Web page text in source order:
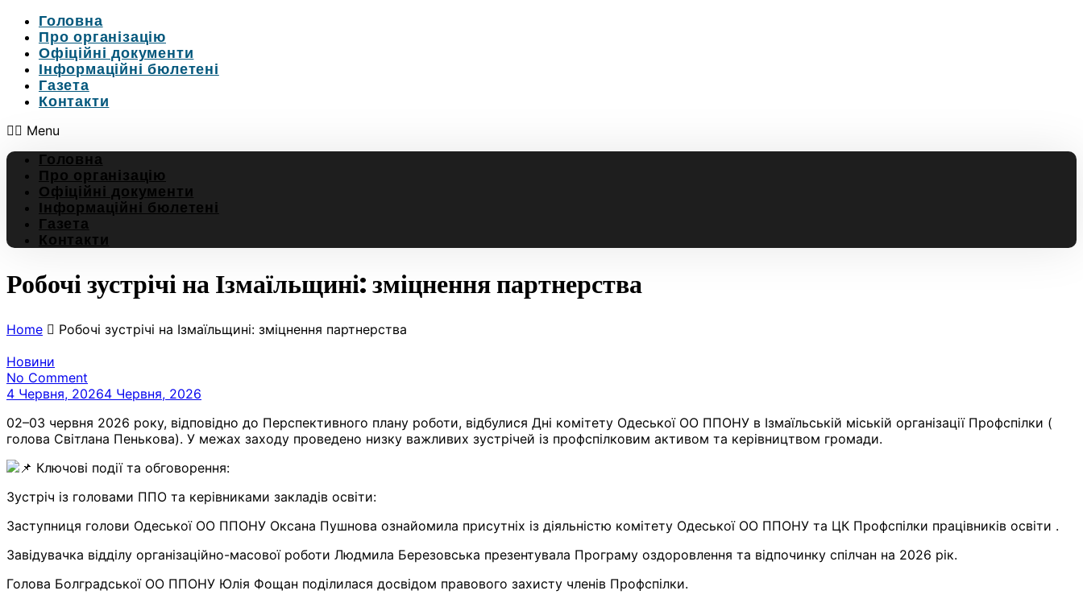
Головна
Про організацію
Офіційні документи
Інформаційні бюлетені
Газета
Контакти
Menu
Головна
Про організацію
Офіційні документи
Інформаційні бюлетені
Газета
Контакти
Робочі зустрічі на Ізмаїльщині: зміцнення партнерства
Home
Робочі зустрічі на Ізмаїльщині: зміцнення партнерства
Новини
No Comment
4 Червня, 20264 Червня, 2026
02–03 червня 2026 року, відповідно до Перспективного плану роботи, відбулися Дні комітету Одеської ОО ППОНУ в Ізмаїльській міській організації Профспілки (
голова Світлана Пенькова). У межах заходу проведено низку важливих зустрічей із профспілковим активом та керівництвом громади.
Ключові події та обговорення:
Зустріч із головами ППО та керівниками закладів освіти:
Заступниця голови Одеської ОО ППОНУ Оксана Пушнова ознайомила присутніх із діяльністю комітету Одеської ОО ППОНУ та ЦК Профспілки працівників освіти .
Завідувачка відділу організаційно-масової роботи Людмила Березовська презентувала Програму оздоровлення та відпочинку спілчан на 2026 рік.
Голова Болградської ОО ППОНУ Юлія Фощан поділилася досвідом правового захисту членів Профспілки.